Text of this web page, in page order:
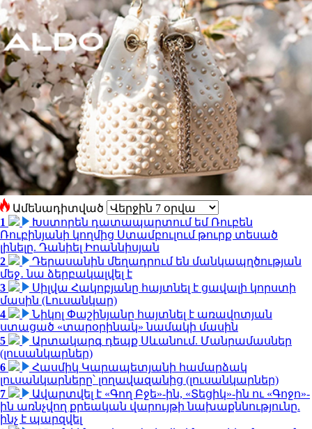
Ամենադիտված
1
Խստորեն դատապարտում եմ Ռուբեն
Ռուբինյանի կողմից Ստամբուլում թուրք տեսած
լինելը. Դանիել Իոաննիսյան
2
Դերասանին մեղադրում են մանկապղծության
մեջ․ նա ձերբակալվել է
3
Սիլվա Հակոբյանը հայտնել է ցավալի կորստի
մասին (Լուսանկար)
4
Նիկոլ Փաշինյանը հայտնել է առավոտյան
ստացած «տարօրինակ» նամակի մասին
5
Արտակարգ դեպք Սևանում. Մանրամասներ
(լուսանկարներ)
6
Հասմիկ Կարապետյանի համարձակ
լուսանկարները՝ լողավազանից (լուսանկարներ)
7
Ավարտվել է «Գող Բջե»-ին, «Տեցիկ»-ին ու «Գոջո»-
ին առնչվող քրեական վարույթի նախաքննությունը.
ինչ է պարզվել